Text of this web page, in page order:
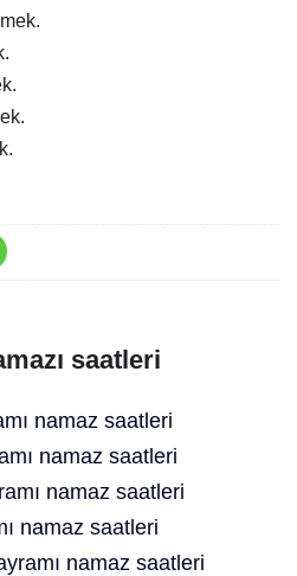
saatleri
namaz saatleri
namaz saatleri
namaz saatleri
namaz saatleri
namaz saatleri